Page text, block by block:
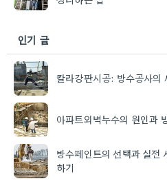
인기 글
칼라강판시공: 방수공사의
아파트외벽누수의 원인과
방수페인트의 선택과 실전
하기